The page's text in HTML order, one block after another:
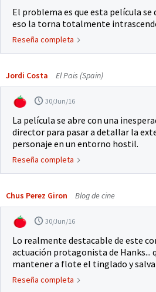
El problema es que esta película se
eso la torna totalmente
Reseña completa
Jordi Costa El Pais (Spain)
30/Jun/16
La película se abre con una
director para pasar a detallar la
personaje en un entorno hostil.
Reseña completa
Chus Perez Giron Blog de cine
30/Jun/16
Lo realmente destacable de este
actuación protagonista de Hanks...
mantener a flote el tinglado y
Reseña completa